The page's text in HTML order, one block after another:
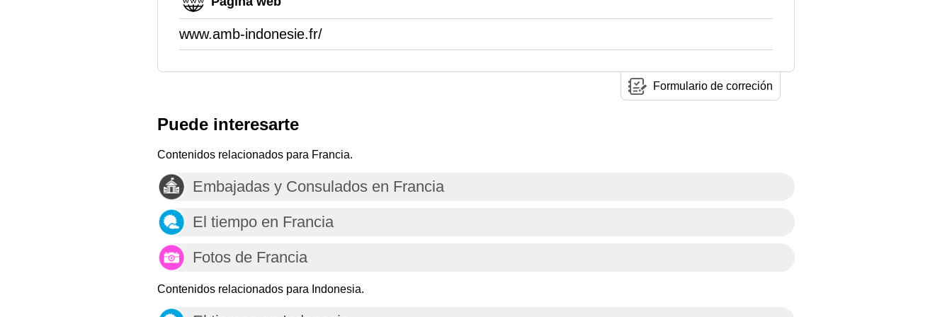
www.amb-indonesie.fr/
Formulario de correción
Puede interesarte
Contenidos relacionados para Francia.
Embajadas y Consulados en Francia
El tiempo en Francia
Fotos de Francia
Contenidos relacionados para Indonesia.